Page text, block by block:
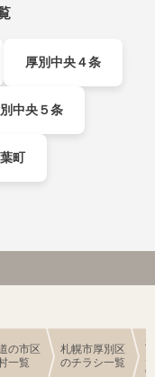
厚別中央４条
中央５条
町
の市区
一覧
札幌市厚別区
のチラシ一覧